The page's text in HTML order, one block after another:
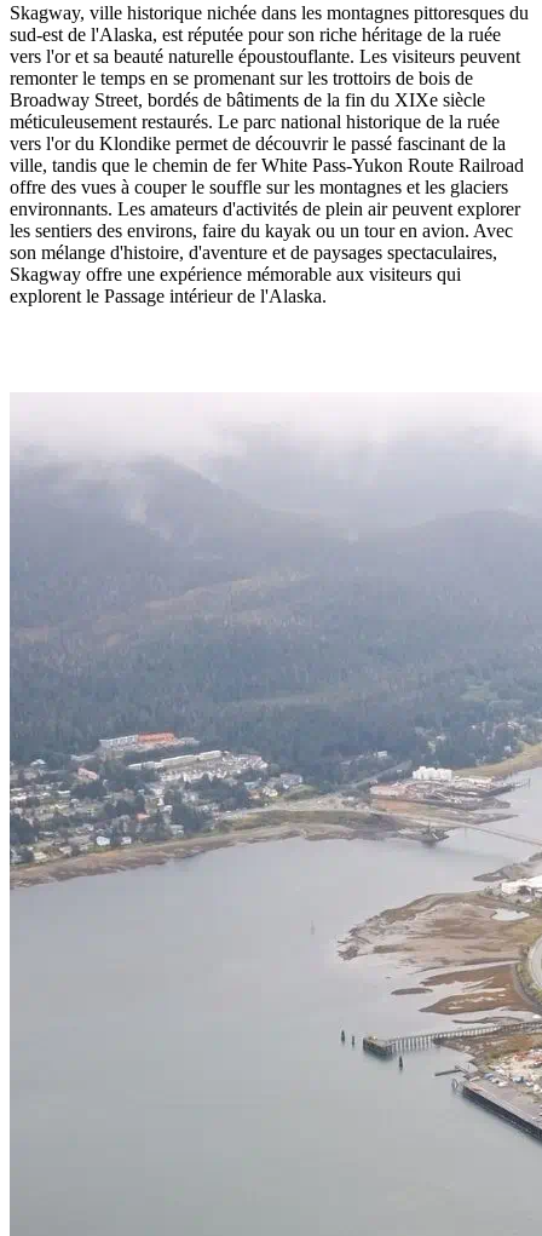
Skagway, ville historique nichée dans les montagnes pittoresques du
sud-est de l'Alaska, est réputée pour son riche héritage de la ruée
vers l'or et sa beauté naturelle époustouflante. Les visiteurs peuvent
remonter le temps en se promenant sur les trottoirs de bois de
Broadway Street, bordés de bâtiments de la fin du XIXe siècle
méticuleusement restaurés. Le parc national historique de la ruée
vers l'or du Klondike permet de découvrir le passé fascinant de la
ville, tandis que le chemin de fer White Pass-Yukon Route Railroad
offre des vues à couper le souffle sur les montagnes et les glaciers
environnants. Les amateurs d'activités de plein air peuvent explorer
les sentiers des environs, faire du kayak ou un tour en avion. Avec
son mélange d'histoire, d'aventure et de paysages spectaculaires,
Skagway offre une expérience mémorable aux visiteurs qui
explorent le Passage intérieur de l'Alaska.